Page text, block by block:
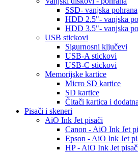
SSD- vanjska pohrana
HDD 2.5"- vanjska
HDD 3.5"- vanjska
USB stickovi
Sigurnosni ključevi
USB-A stickovi
USB-C stickovi
Memorijske kartice
Micro SD kartice
SD kartice
Čitači kartica i
Pisači i skeneri
AiO Ink Jet pisači
Canon - AiO Ink Jet
Epson - AiO Ink Jet
HP - AiO Ink Jet